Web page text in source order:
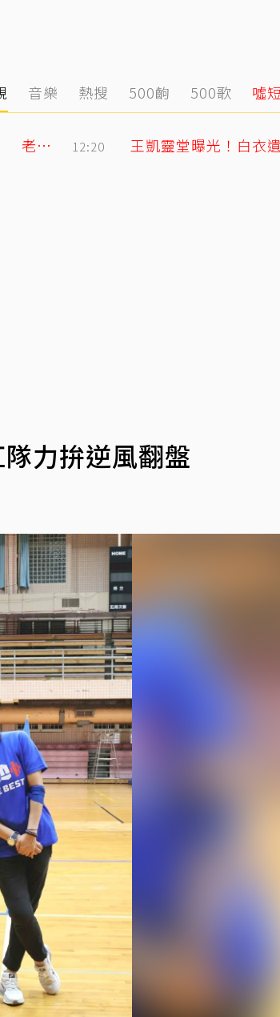
音樂 熱搜 500齣 500歌 噓
明金成走後第4個父親節！龍鳳胎兒吐「我沒有爸爸」 老師暖回一句話全網鼻酸 12:20 王凱靈堂曝光！白衣
力拚逆風翻盤